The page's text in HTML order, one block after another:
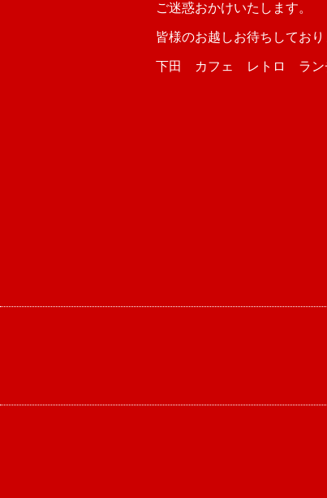
ご迷惑おかけいたします。
皆様のお越しお待ちしており
下田 カフェ レトロ ラン